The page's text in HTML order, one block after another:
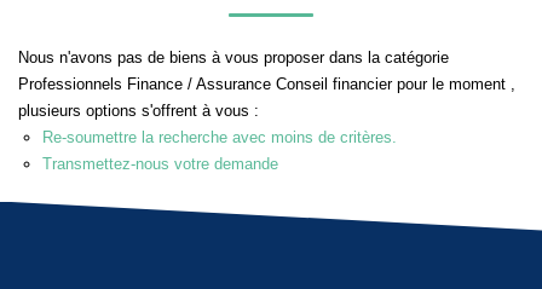
Qui Sommes Nous
Nos Services
Nous n'avons pas de biens à vous proposer dans la catégorie
Professionnels Finance / Assurance Conseil financier pour le moment ,
plusieurs options s'offrent à vous :
Re-soumettre la recherche avec moins de critères.
Transmettez-nous votre demande